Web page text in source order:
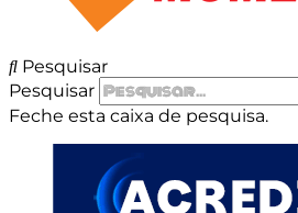
Pesquisar
Pesquisar
Feche esta caixa de pesquisa.